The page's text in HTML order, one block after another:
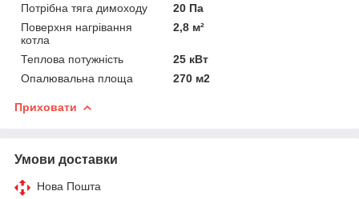
Потрібна тяга димоходу
20 Па
Поверхня нагрівання
котла
2,8 м²
Теплова потужність
25 кВт
Опалювальна площа
270 м2
Приховати
Умови доставки
Нова Пошта